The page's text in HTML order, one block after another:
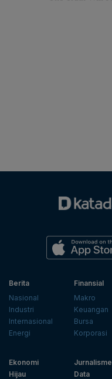
Berita
Nasional
Industri
Internasional
Energi
Finansial
Makro
Keuangan
Bursa
Korporasi
Ekonomi
Hijau
Jurnalisme
Data